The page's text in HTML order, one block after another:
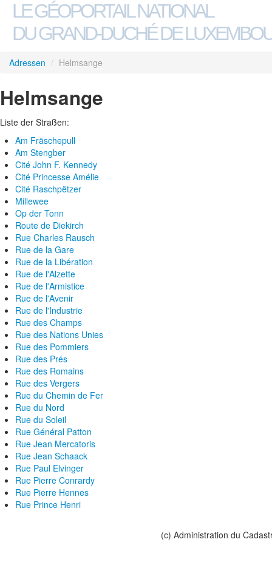
LE GÉOPORTAIL NATIONAL
DU GRAND-DUCHÉ DE
Adressen / Helmsange
Helmsange
Liste der Straßen:
Am Fräschepull
Am Stengber
Cité John F. Kennedy
Cité Princesse Amélie
Cité Raschpëtzer
Millewee
Op der Tonn
Route de Diekirch
Rue Charles Rausch
Rue de la Gare
Rue de la Libération
Rue de l'Alzette
Rue de l'Armistice
Rue de l'Avenir
Rue de l'Industrie
Rue des Champs
Rue des Nations Unies
Rue des Pommiers
Rue des Prés
Rue des Romains
Rue des Vergers
Rue du Chemin de Fer
Rue du Nord
Rue du Soleil
Rue Général Patton
Rue Jean Mercatoris
Rue Jean Schaack
Rue Paul Elvinger
Rue Pierre Conrardy
Rue Pierre Hennes
Rue Prince Henri
(c) Administration du